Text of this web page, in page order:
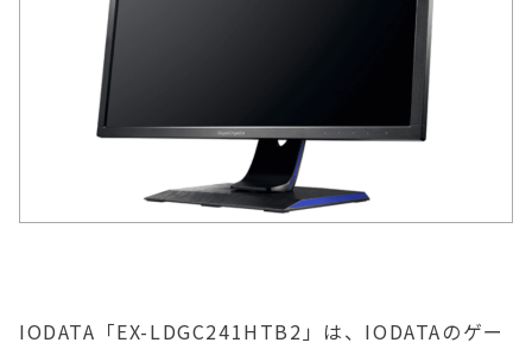
IODATA「EX-LDGC241HTB2」は、IODATAのゲー